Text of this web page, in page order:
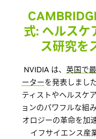
式: ヘルスケ
ス研究を
NVIDIA は、 英国で
ーターを発表しまし
ティストやヘルスケ
ョンのパワフルな組
オロジーの革命を加
イフサイエンス産